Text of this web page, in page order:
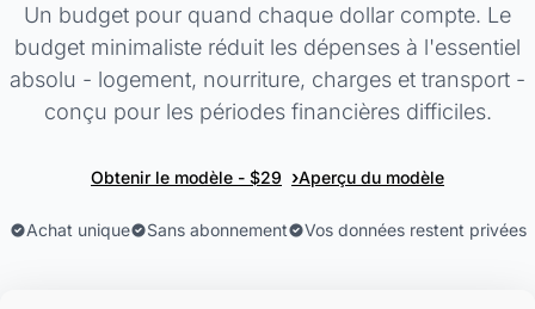
Un budget pour quand chaque dollar compte. Le
budget minimaliste réduit les dépenses à l'essentiel
absolu - logement, nourriture, charges et transport -
conçu pour les périodes financières difficiles.
Obtenir le modèle - $29 ›Aperçu du modèle
Achat unique Sans abonnement Vos données restent privées